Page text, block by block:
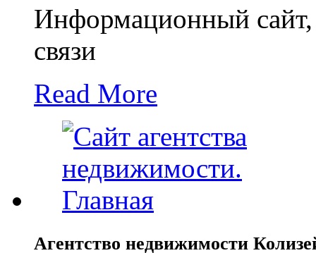
Информационный
связи
Read More
Агентство недвижимости